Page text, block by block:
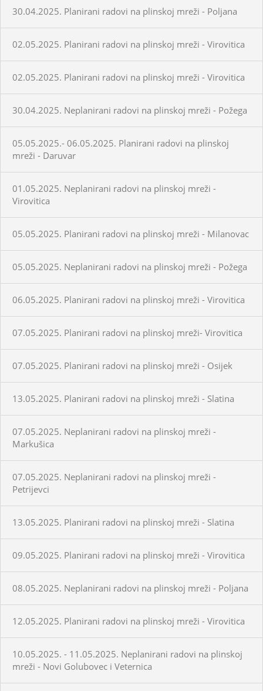
30.04.2025. Planirani radovi na plinskoj mreži - Poljana
02.05.2025. Planirani radovi na plinskoj mreži - Virovitica
02.05.2025. Planirani radovi na plinskoj mreži - Virovitica
30.04.2025. Neplanirani radovi na plinskoj mreži - Požega
05.05.2025.- 06.05.2025. Planirani radovi na plinskoj
mreži - Daruvar
01.05.2025. Neplanirani radovi na plinskoj mreži -
Virovitica
05.05.2025. Planirani radovi na plinskoj mreži - Milanovac
05.05.2025. Neplanirani radovi na plinskoj mreži - Požega
06.05.2025. Planirani radovi na plinskoj mreži - Virovitica
07.05.2025. Planirani radovi na plinskoj mreži- Virovitica
07.05.2025. Planirani radovi na plinskoj mreži - Osijek
13.05.2025. Planirani radovi na plinskoj mreži - Slatina
07.05.2025. Neplanirani radovi na plinskoj mreži -
Markušica
07.05.2025. Neplanirani radovi na plinskoj mreži -
Petrijevci
13.05.2025. Planirani radovi na plinskoj mreži - Slatina
09.05.2025. Planirani radovi na plinskoj mreži - Virovitica
08.05.2025. Neplanirani radovi na plinskoj mreži - Poljana
12.05.2025. Planirani radovi na plinskoj mreži - Virovitica
10.05.2025. - 11.05.2025. Neplanirani radovi na plinskoj
mreži - Novi Golubovec i Veternica